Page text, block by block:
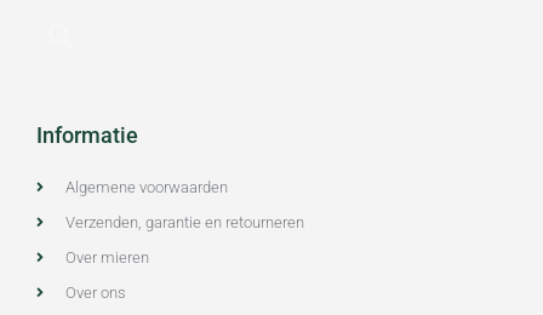
Informatie
Algemene voorwaarden
Verzenden, garantie en retourneren
Over mieren
Over ons